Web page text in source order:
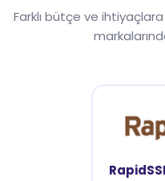
Farklı bütçe ve